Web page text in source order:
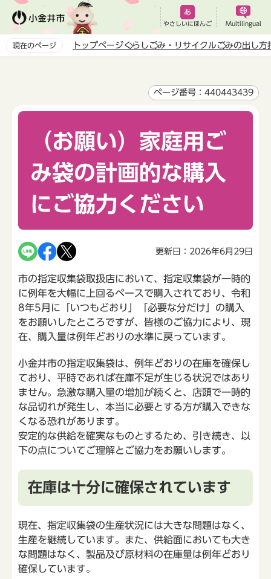
ペ
やさしいにほんご Multilingual
現在のページ トップページくらし ごみ・リサイクルごみの出し方
ページ番号：440443439
（お願い）家庭用ご
み袋の計画的な購入
にご協力ください
更新日：2026年6月29日
市の指定収集袋取扱店において、指定収集袋が一時的
に例年を大幅に上回るペースで購入されており、令和
8年5月に「いつもどおり」「必要な分だけ」の購入
をお願いしたところですが、皆様のご協力により、現
在、購入量は例年どおりの水準に戻っています。
小金井市の指定収集袋は、例年どおりの在庫を確保し
ており、平時であれば在庫不足が生じる状況ではあり
ません。急激な購入量の増加が続くと、店頭で一時的
な品切れが発生し、本当に必要とする方が購入できな
くなる恐れがあります。
安定的な供給を確実なものとするため、引き続き、以
下の点についてご理解とご協力をお願いします。
在庫は十分に確保されています
現在、指定収集袋の生産状況には大きな問題はなく、
生産を継続しています。また、供給面においても大き
な問題はなく、製品及び原材料の在庫量は例年どおり
確保しています。